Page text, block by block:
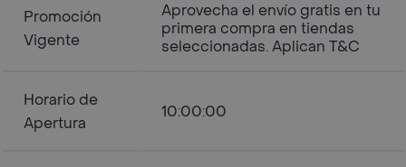
Promoción
Vigente
Aprovecha el envío gratis en tu
primera compra en tiendas
seleccionadas. Aplican T&C
Horario de
Apertura
10:00:00